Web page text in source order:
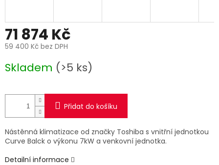
71 874 Kč
59 400 Kč bez DPH
cena:
Skladem (>5 ks)
Přidat do košíku
Nástěnná klimatizace od značky Toshiba s vnitřní jednotkou
Curve Balck o výkonu 7kW a venkovní jednotka.
Detailní informace